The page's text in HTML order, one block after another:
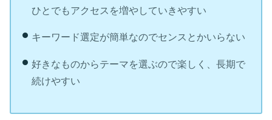
ひとでもアクセスを増やしていきやすい
キーワード選定が簡単なのでセンスとかいらない
好きなものからテーマを選ぶので楽しく、長期で
続けやすい